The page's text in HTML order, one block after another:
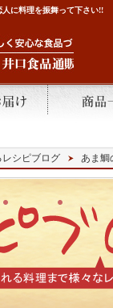
に料理を振舞って下さい!!
シピブログ あま鯛